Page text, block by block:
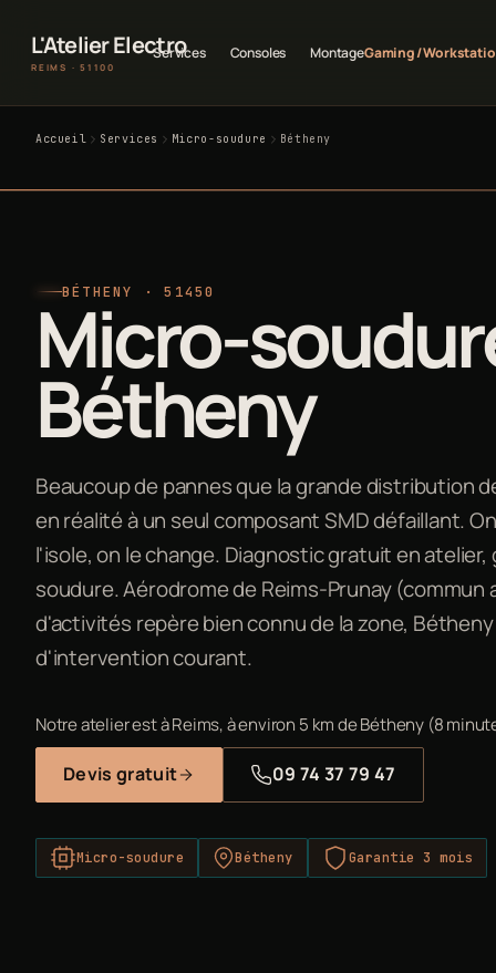
L'Atelier Electro
REIMS · 51100
Services Consoles MontageGaming /
Accueil Services Micro-soudure Bétheny
BÉTHENY · 51450
Micro-
Bétheny
Beaucoup de pannes que la grande distribution
en réalité à un seul composant SMD défaillant.
l'isole, on le change. Diagnostic gratuit en atelier,
soudure. Aérodrome de Reims-Prunay (commun
d'activités repère bien connu de la zone,
d'intervention courant.
Notre atelier est à Reims, à environ 5 km de Bétheny (8
Devis gratuit 09 74 37 79 47
Micro-soudure Bétheny Garantie 3 mois